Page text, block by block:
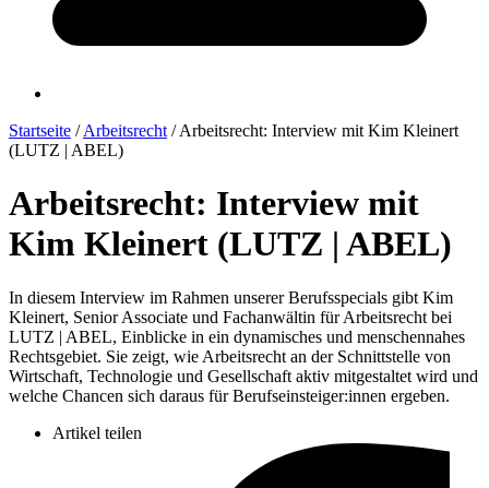
Startseite /Arbeitsrecht /Arbeitsrecht: Interview mit Kim Kleinert
(LUTZ | ABEL)
Arbeitsrecht: Interview mit
Kim Kleinert (LUTZ | ABEL)
In diesem Interview im Rahmen unserer Berufsspecials gibt Kim
Kleinert, Senior Associate und Fachanwältin für Arbeitsrecht bei
LUTZ | ABEL, Einblicke in ein dynamisches und menschennahes
Rechtsgebiet. Sie zeigt, wie Arbeitsrecht an der Schnittstelle von
Wirtschaft, Technologie und Gesellschaft aktiv mitgestaltet wird und
welche Chancen sich daraus für Berufseinsteiger:innen ergeben.
Artikel teilen